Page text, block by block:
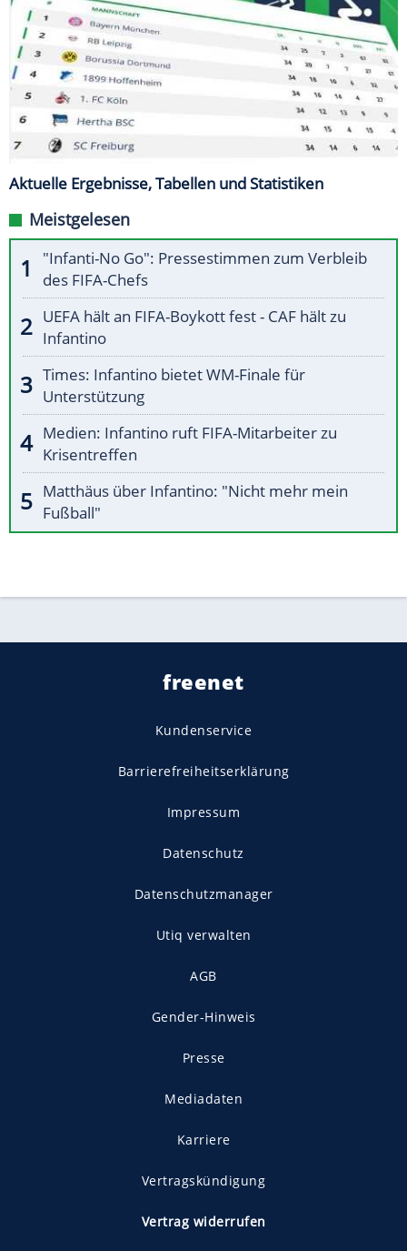
Aktuelle Ergebnisse, Tabellen und Statistiken
Meistgelesen
"Infanti-No Go": Pressestimmen zum Verbleib
des FIFA-Chefs
UEFA hält an FIFA-Boykott fest - CAF hält zu
Infantino
Times: Infantino bietet WM-Finale für
Unterstützung
Medien: Infantino ruft FIFA-Mitarbeiter zu
Krisentreffen
Matthäus über Infantino: "Nicht mehr mein
Fußball"
freenet
Kundenservice
Barrierefreiheitserklärung
Impressum
Datenschutz
Datenschutzmanager
Utiq verwalten
AGB
Gender-Hinweis
Presse
Mediadaten
Karriere
Vertragskündigung
Vertrag widerrufen